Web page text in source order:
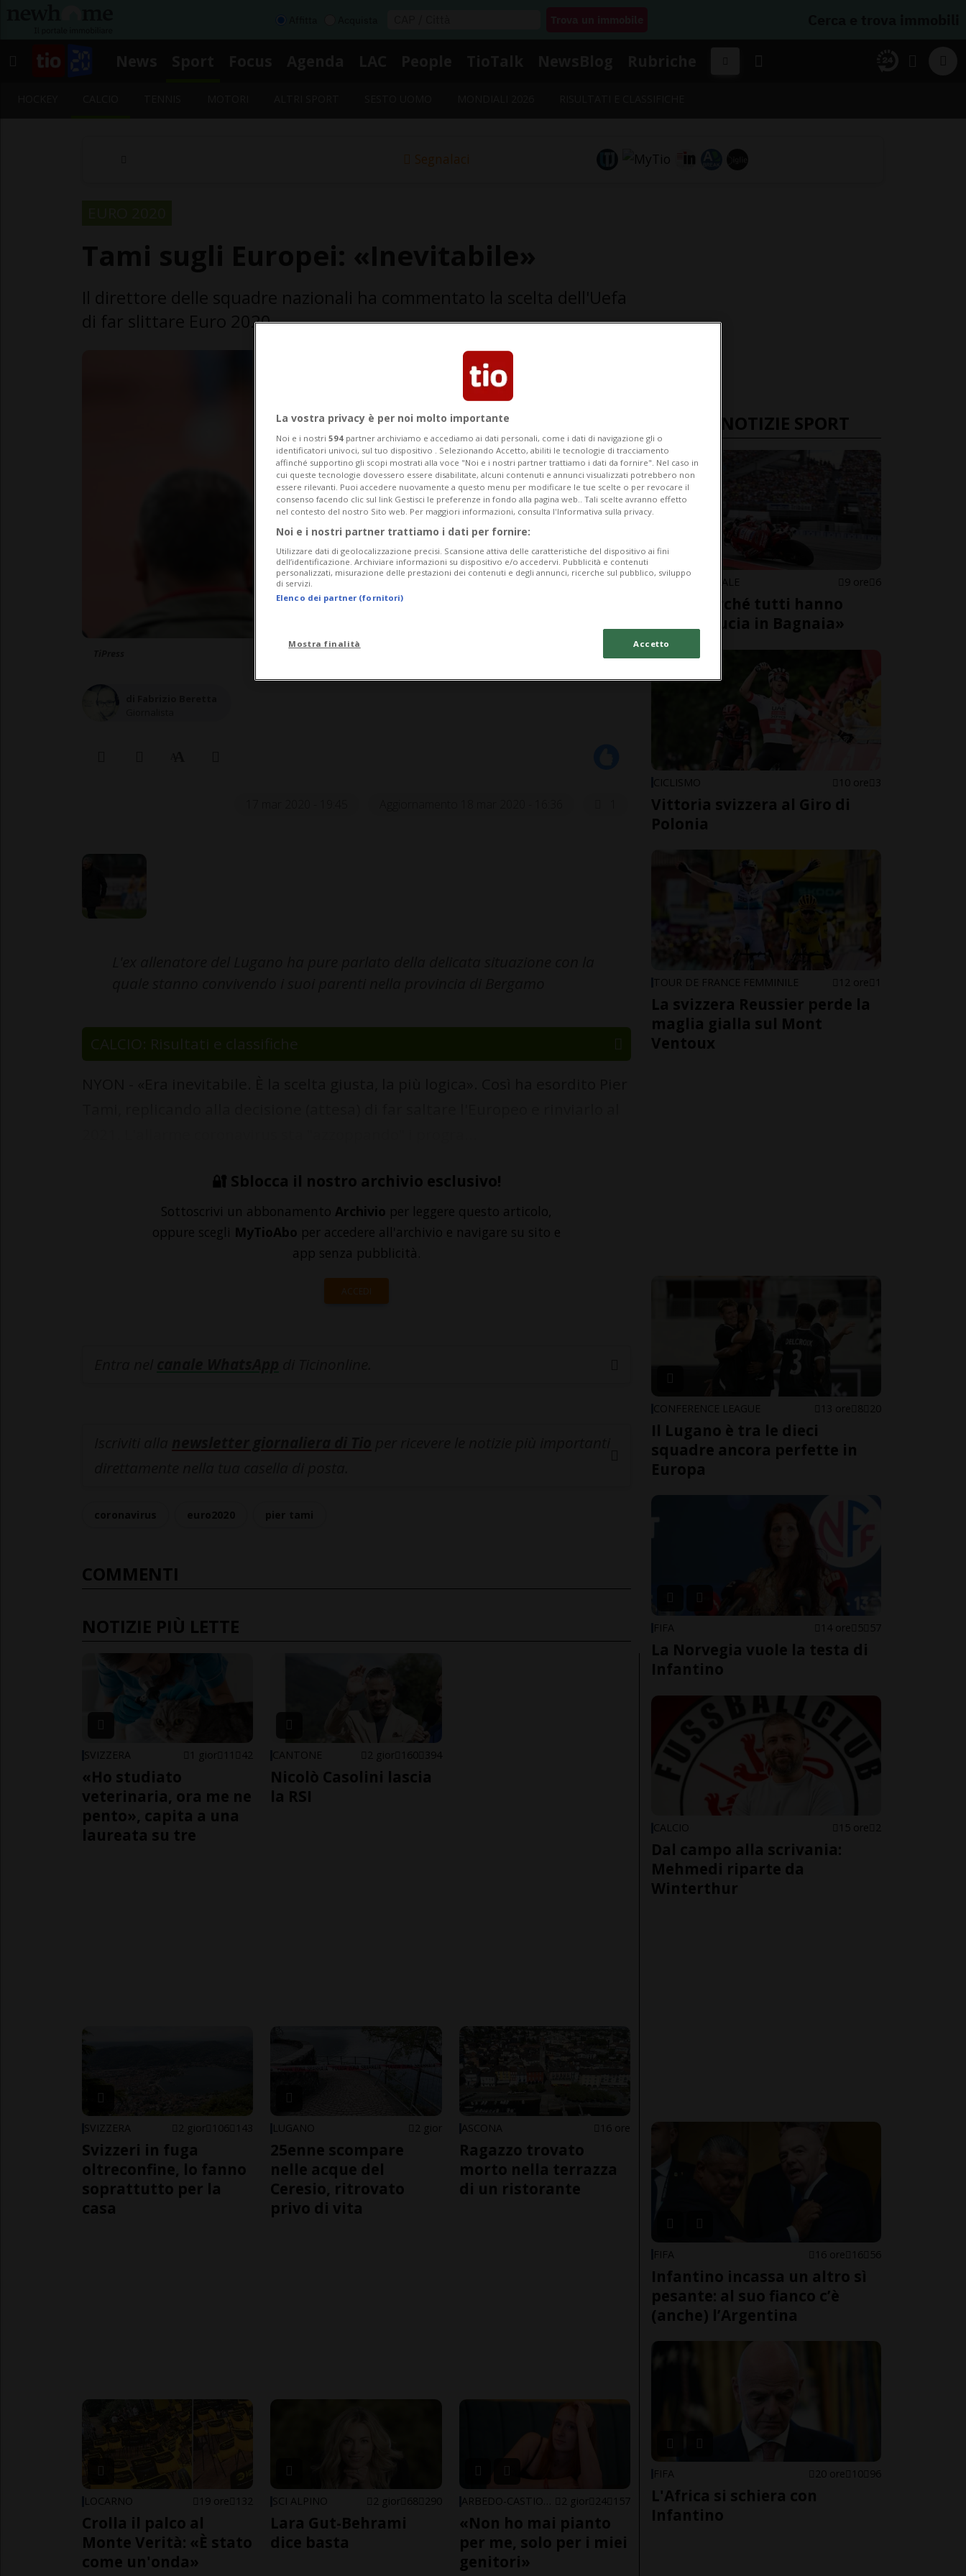
Segnalaci
di far slittare Euro 2020
CALCIO: Risultati e classifiche
🔐 Sblocca il nostro archivio esclusivo!
Sottoscrivi un abbonamento Archivio per leggere questo articolo,
oppure scegli MyTioAbo per accedere all'archivio e navigare su sito e
app senza pubblicità.
ACCEDI
COMMENTI
NOTIZIE PIÙ LETTE
SVIZZERA 1 gior 11 42
«Ho studiato
veterinaria, ora me ne
pento», capita a una
laureata su tre
CANTONE 2 gior 160 394
Nicolò Casolini lascia
la RSI
SVIZZERA 2 gior 106 143
Svizzeri in fuga
oltreconfine, lo fanno
soprattutto per la
casa
LUGANO 2 gior
25enne scompare
nelle acque del
Ceresio, ritrovato
privo di vita
ASCONA 16 ore
Ragazzo trovato
morto nella terrazza
di un ristorante
LOCARNO 19 ore 132
Crolla il palco al
Monte Verità: «È stato
come un'onda»
SCI ALPINO 2 gior 68 290
Lara Gut-Behrami
dice basta
2 gior 24 157
«Non ho mai pianto
per me, solo per i miei
genitori»
ULTIME NOTIZIE SPORT
MOTOMONDIALE 9 ore 6
«Ecco perché tutti hanno
perso fiducia in Bagnaia»
CICLISMO 10 ore 3
Vittoria svizzera al Giro di
Polonia
TOUR DE FRANCE FEMMINILE 12 ore 1
La svizzera Reussier perde la
maglia gialla sul Mont
Ventoux
CONFERENCE LEAGUE 13 ore 8 20
Il Lugano è tra le dieci
squadre ancora perfette in
Europa
FIFA 14 ore 5 57
La Norvegia vuole la testa di
Infantino
CALCIO 15 ore 2
Dal campo alla scrivania:
Mehmedi riparte da
Winterthur
FIFA 16 ore 16 56
Infantino incassa un altro sì
pesante: al suo fianco c’è
(anche) l’Argentina
FIFA 20 ore 10 96
L'Africa si schiera con
Infantino
La vostra privacy è per noi molto importante
Noi e i nostri 594 partner archiviamo e accediamo ai dati personali, come i dati di navigazione gli o
identificatori univoci, sul tuo dispositivo . Selezionando Accetto, abiliti le tecnologie di tracciamento
affinché supportino gli scopi mostrati alla voce "Noi e i nostri partner trattiamo i dati da fornire". Nel caso in
cui queste tecnologie dovessero essere disabilitate, alcuni contenuti e annunci visualizzati potrebbero non
essere rilevanti. Puoi accedere nuovamente a questo menu per modificare le tue scelte o per revocare il
consenso facendo clic sul link Gestisci le preferenze in fondo alla pagina web.. Tali scelte avranno effetto
nel contesto del nostro Sito web. Per maggiori informazioni, consulta l'Informativa sulla privacy.
Noi e i nostri partner trattiamo i dati per fornire:
Utilizzare dati di geolocalizzazione precisi. Scansione attiva delle caratteristiche del dispositivo ai fini
dell’identificazione. Archiviare informazioni su dispositivo e/o accedervi. Pubblicità e contenuti
personalizzati, misurazione delle prestazioni dei contenuti e degli annunci, ricerche sul pubblico, sviluppo
di servizi.
Elenco dei partner (fornitori)
Mostra finalità Accetto